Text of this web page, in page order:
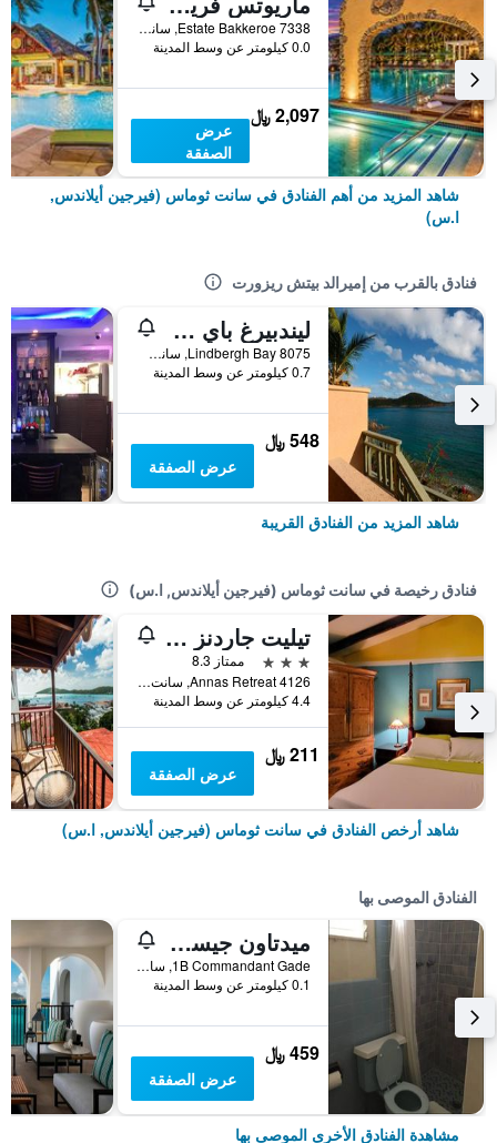
7338 Estate Bakkeroe, سانت ثوماس (فيرجين أيلاندس, ا.س), جزر العذراء الأمريكية
0.0 كيلومتر عن وسط المدينة
2,097 ﷼
عرض
الصفقة
شاهد المزيد من أهم الفنادق في سانت ثوماس (فيرجين أيلاندس,
ا.س)
فنادق بالقرب من إميرالد بيتش ريزورت
ليندبيرغ باي هوتل آند فيلاز
8075 Lindbergh Bay, سانت ثوماس (فيرجين أيلاندس, ا.س), جزر العذراء الأمريكية
0.7 كيلومتر عن وسط المدينة
548 ﷼
عرض الصفقة
شاهد المزيد من الفنادق القريبة
فنادق رخيصة في سانت ثوماس (فيرجين أيلاندس, ا.س)
تيليت جاردنز جيست هاوس
3 نجوم
ممتاز 8.3
4126 Annas Retreat, سانت ثوماس (فيرجين أيلاندس, ا.س), جزر العذراء الأمريكية
4.4 كيلومتر عن وسط المدينة
211 ﷼
عرض الصفقة
شاهد أرخص الفنادق في سانت ثوماس (فيرجين أيلاندس, ا.س)
الفنادق الموصى بها
ميدتاون جيست هاوس
1B Commandant Gade, سانت ثوماس (فيرجين أيلاندس, ا.س), جزر العذراء الأمريكية
0.1 كيلومتر عن وسط المدينة
459 ﷼
عرض الصفقة
مشاهدة الفنادق الأخرى الموصى بها